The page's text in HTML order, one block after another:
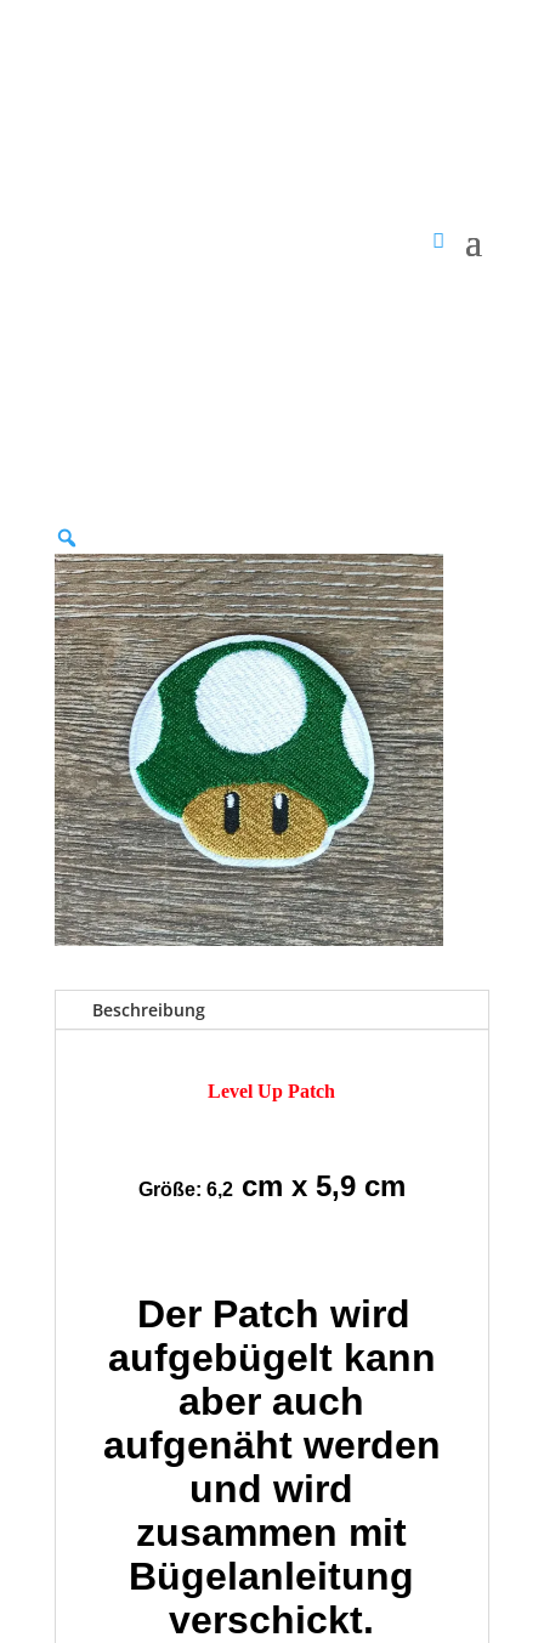
Beschreibung
Level Up Patch
Größe: 6,2cm x 5,9 cm
Der Patch wird
aufgebügelt kann
aber auch
aufgenäht werden
und wird
zusammen mit
Bügelanleitung
verschickt.